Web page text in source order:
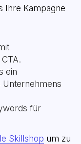
Ihre Kampagne
ein
Unternehmens
für
Skillshop um zu